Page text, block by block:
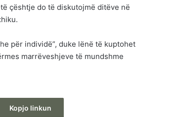
çështje do të diskutojmë ditëve në
për individë”, duke lënë të kuptohet
marrëveshjeve të mundshme
Kopjo linkun